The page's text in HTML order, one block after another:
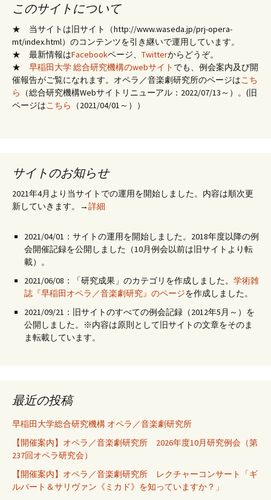
このサイトについて
★ 当サイトは旧サイト（http://www.waseda.jp/prj-opera-
mt/index.html）のコンテンツを引き継いで運用しています。
★ 最新情報はFacebookページ、 Twitterからどうぞ。
★ 早稲田大学 総合研究機構のwebサイト でも、例会案内及び開
催報告がご覧になれます。オペラ／音楽劇研究所のページはこち
ら
（総合研究機構Webサイトリニューアル：2022/07/13～）。(旧
ページはこちら （2021/04/01～））
サイトのお知らせ
2021年4月より当サイトでの運用を開始しました。内容は順次更
新していきます。→詳細
2021/04/01：サイトの運用を開始しました。2018年度以降の例
会開催記録を公開しました（10月例会以前は旧サイトより転
載）。
2021/06/08：「研究成果」のカテゴリを作成しました。 学術雑
誌『早稲田オペラ／音楽劇研究』のページを作成しました。
2021/09/21：旧サイトのすべての例会記録（2012年5月～）を
公開しました。※内容は原則として旧サイトの文章をそのま
ま転載しています。
最近の投稿
早稲田大学総合研究機構 オペラ／音楽劇研究所
【開催案内】オペラ／音楽劇研究所 2026年度10月研究例会（第
237回オペラ研究会）
【開催案内】オペラ／音楽劇研究所 レクチャーコンサート「ギ
ルバート＆サリヴァン《ミカド》を知っていますか？」